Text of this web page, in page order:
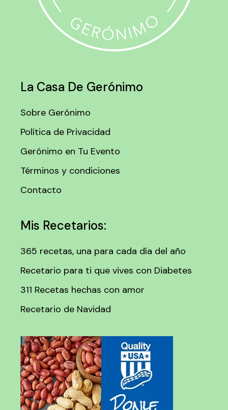
La Casa De Gerónimo
Sobre Gerónimo
Política de Privacidad
Gerónimo en Tu Evento
Términos y condiciones
Contacto
Mis Recetarios:
365 recetas, una para cada día del año
Recetario para ti que vives con Diabetes
311 Recetas hechas con amor
Recetario de Navidad